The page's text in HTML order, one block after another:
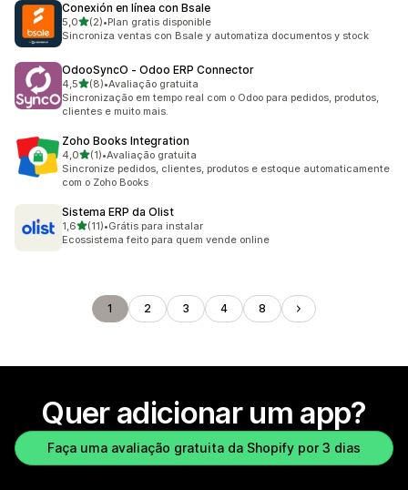
Conexión en línea con Bsale
5,0de 5 estrelas
(2)
2 avaliações ao todo
•Plan gratis disponible
Sincroniza ventas con Bsale y automatiza documentos y stock
OdooSyncO ‑ Odoo ERP Connector
4,5de 5 estrelas
(8)
8 avaliações ao todo
•Avaliação gratuita
Sincronização em tempo real com o Odoo para pedidos, produtos,
clientes e muito mais.
Zoho Books Integration
4,0de 5 estrelas
(1)
1 avaliações ao todo
•Avaliação gratuita
Sincronize pedidos, clientes, produtos e estoque automaticamente
com o Zoho Books
Sistema ERP da Olist
1,6de 5 estrelas
(11)
11 avaliações ao todo
•Grátis para instalar
Ecossistema feito para quem vende online
1 2 3 4 8
Quer adicionar um app?
Faça uma avaliação gratuita da Shopify por 3 dias